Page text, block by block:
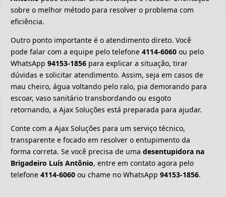
sobre o melhor método para resolver o problema com
eficiência.
Outro ponto importante é o atendimento direto. Você
pode falar com a equipe pelo telefone 4114-6060 ou pelo
WhatsApp 94153-1856 para explicar a situação, tirar
dúvidas e solicitar atendimento. Assim, seja em casos de
mau cheiro, água voltando pelo ralo, pia demorando para
escoar, vaso sanitário transbordando ou esgoto
retornando, a Ajax Soluções está preparada para ajudar.
Conte com a Ajax Soluções para um serviço técnico,
transparente e focado em resolver o entupimento da
forma correta. Se você precisa de uma desentupidora na
Brigadeiro Luís Antônio, entre em contato agora pelo
telefone 4114-6060 ou chame no WhatsApp 94153-1856.